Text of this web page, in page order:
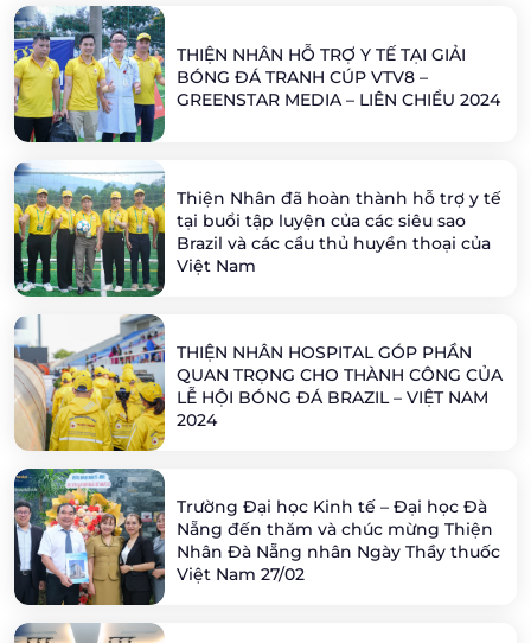
THIỆN NHÂN HỖ TRỢ Y TẾ TẠI GIẢI
BÓNG ĐÁ TRANH CÚP VTV8 –
GREENSTAR MEDIA – LIÊN CHIỂU 2024
Thiện Nhân đã hoàn thành hỗ trợ y tế
tại buổi tập luyện của các siêu sao
Brazil và các cầu thủ huyền thoại của
Việt Nam
THIỆN NHÂN HOSPITAL GÓP PHẦN
QUAN TRỌNG CHO THÀNH CÔNG CỦA
LỄ HỘI BÓNG ĐÁ BRAZIL – VIỆT NAM
2024
Trường Đại học Kinh tế – Đại học Đà
Nẵng đến thăm và chúc mừng Thiện
Nhân Đà Nẵng nhân Ngày Thầy thuốc
Việt Nam 27/02